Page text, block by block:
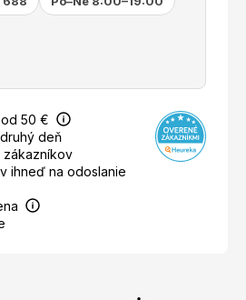
50 €
deň
ihneď na odoslanie